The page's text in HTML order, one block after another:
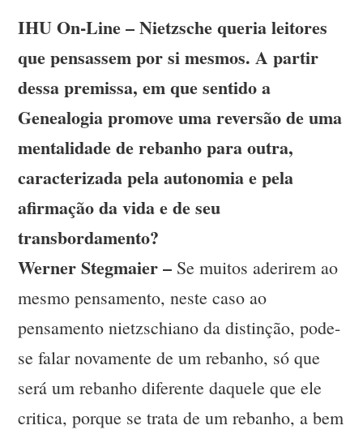
IHU On-Line – Nietzsche queria leitores
que pensassem por si mesmos. A partir
dessa premissa, em que sentido a
Genealogia promove uma reversão de uma
mentalidade de rebanho para outra,
caracterizada pela autonomia e pela
afirmação da vida e de seu
transbordamento?
Werner Stegmaier – Se muitos aderirem ao
mesmo pensamento, neste caso ao
pensamento nietzschiano da distinção, pode-
se falar novamente de um rebanho, só que
será um rebanho diferente daquele que ele
critica, porque se trata de um rebanho, a bem